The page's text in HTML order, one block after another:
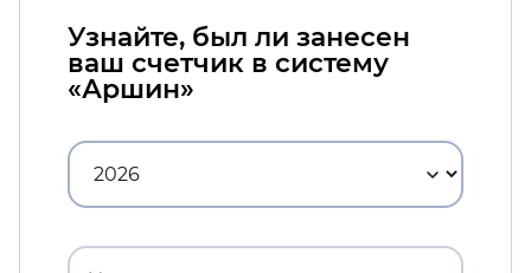
Узнайте, был ли занесен
ваш счетчик в систему
«Аршин»